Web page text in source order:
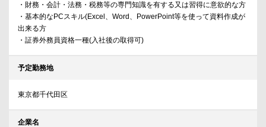
・財務・会計・法務・税務等の専門知識を有する又は習得に意欲的な方
・基本的なPCスキル(Excel、Word、PowerPoint等を使って資料作成が
出来る方
・証券外務員資格一種(入社後の取得可)
予定勤務地
東京都千代田区
企業名